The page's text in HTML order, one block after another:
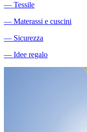
― Tessile
― Materassi e cuscini
― Sicurezza
― Idee regalo